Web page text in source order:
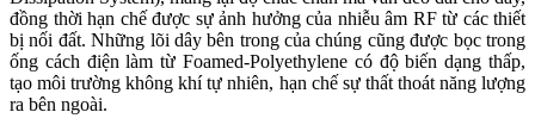
đồng thời hạn chế được sự ảnh hưởng của nhiễu âm RF từ các thiết
bị nối đất. Những lõi dây bên trong của chúng cũng được bọc trong
ống cách điện làm từ Foamed-Polyethylene có độ biến dạng thấp,
tạo môi trường không khí tự nhiên, hạn chế sự thất thoát năng lượng
ra bên ngoài.